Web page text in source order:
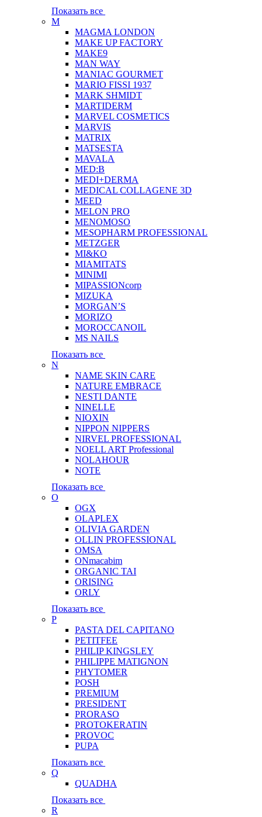
Показать все
M
MAGMA LONDON
MAKE UP FACTORY
MAKE9
MAN WAY
MANIAC GOURMET
MARIO FISSI 1937
MARK SHMIDT
MARTIDERM
MARVEL COSMETICS
MARVIS
MATRIX
MATSESTA
MAVALA
MED:B
MEDI+DERMA
MEDICAL COLLAGENE 3D
MEED
MELON PRO
MENOMOSO
MESOPHARM PROFESSIONAL
METZGER
MI&KO
MIAMITATS
MINIMI
MIPASSIONcorp
MIZUKA
MORGAN’S
MORIZO
MOROCCANOIL
MS NAILS
Показать все
N
NAME SKIN CARE
NATURE EMBRACE
NESTI DANTE
NINELLE
NIOXIN
NIPPON NIPPERS
NIRVEL PROFESSIONAL
NOELL ART Professional
NOLAHOUR
NOTE
Показать все
O
OGX
OLAPLEX
OLIVIA GARDEN
OLLIN PROFESSIONAL
OMSA
ONmacabim
ORGANIC TAI
ORISING
ORLY
Показать все
P
PASTA DEL CAPITANO
PETITFEE
PHILIP KINGSLEY
PHILIPPE MATIGNON
PHYTOMER
POSH
PREMIUM
PRESIDENT
PRORASO
PROTOKERATIN
PROVOC
PUPA
Показать все
Q
QUADHA
Показать все
R